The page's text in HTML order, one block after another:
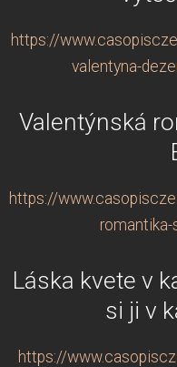
https://
valentyna-
Valentýnská
https://
Láska kvete v
si ji v
https://